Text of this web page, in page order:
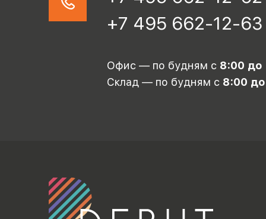
+7 495 662-12-63
Офис — по будням с 8:00 до
Склад — по будням с 8:00